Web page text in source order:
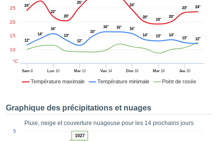
Vous
les
:
Température maximale Température minimale Point de rosée
Sam8 Lun 10 Mer12 Ven14 Dim 16 Mar18 Jeu 20
10
15
20
25
°C
24°
22°
20°
25°
24°
20°
19°
20°
23° 24°
12°
14°
16°
13°
12°
15°
16° 16°
16°
14°
13° 14°
13° 12°
Graphique des précipitations et nuages
Pluie, neige et couverture nuageuse pour les 14 prochains jours
5
1027